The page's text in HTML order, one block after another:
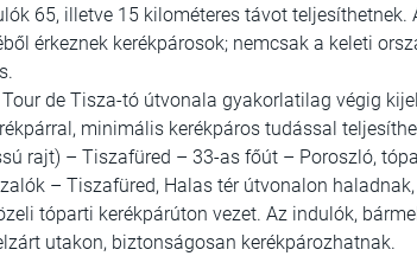
65, illetve 15 kilométeres távot teljesíthetnek.
érkeznek kerékpárosok; nemcsak a keleti
de Tisza-tó útvonala gyakorlatilag végig
minimális kerékpáros tudással
rajt) – Tiszafüred – 33-as főút – Poroszló,
– Tiszafüred, Halas tér útvonalon
tóparti kerékpárúton vezet. Az indulók,
utakon, biztonságosan kerékpározhatnak.